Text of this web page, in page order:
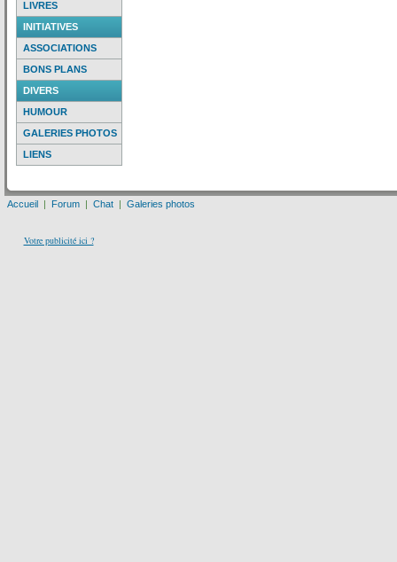
LIVRES
INITIATIVES
ASSOCIATIONS
BONS PLANS
DIVERS
HUMOUR
GALERIES PHOTOS
LIENS
Accueil | Forum | Chat | Galeries photos
Votre publicité ici ?